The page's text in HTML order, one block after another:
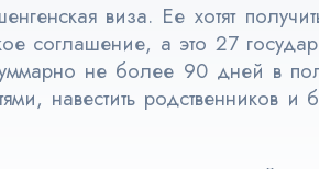
виза. Ее хотят
соглашение, а это 27
не более 90 дней в
навестить родственников